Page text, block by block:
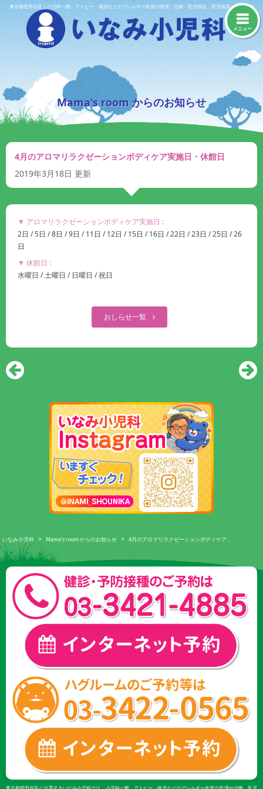
Skip東京都世田谷区｜小児科一般、アトピー、喘息などのアレルギー疾患の管理・治療・乳児検診・育児相談・予防接種
メニュー
Mama's room からのお知らせ
4月のアロマリラクゼーションボディケア実施日・休館日
2019年3月18日 更新
▼ アロマリラクゼーションボディケア実施日 :
2日 / 5日 / 8日 / 9日 / 11日 / 12日 / 15日 / 16日 / 22日 / 23日 / 25日 / 26
日
▼ 休館日 :
水曜日 / 土曜日 / 日曜日 / 祝日
おしらせ一覧
いなみ小児科 > Mama's room からのお知らせ > 4月のアロマリラクゼーションボディケア…
東京都世田谷区に位置するいなみ小児科では、小児科一般、アトピー、喘息などのアレルギー疾患の管理や治療、乳児